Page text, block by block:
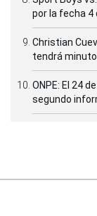
por la fecha 4
Christian
tendrá
ONPE: El 24
segundo